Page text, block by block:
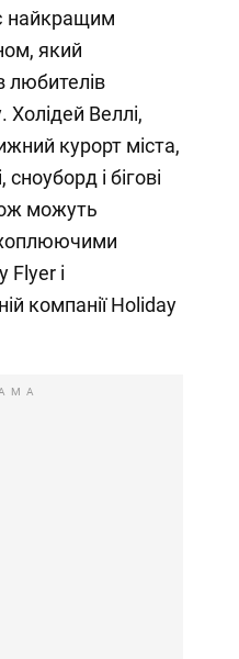
найкращим
який
любителів
Холідей Веллі,
курорт міста,
і бігові
можуть
Flyer і
компанії Holiday